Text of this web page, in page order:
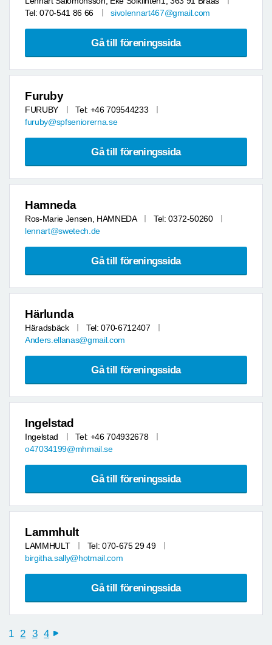
Tel: 070-541 86 66
sivolennart467@gmail.com
Gå till föreningssida
Furuby
FURUBY
Tel: +46 709544233
furuby@spfseniorerna.se
Gå till föreningssida
Hamneda
Ros-Marie Jensen, HAMNEDA
Tel: 0372-50260
lennart@swetech.de
Gå till föreningssida
Härlunda
Häradsbäck
Tel: 070-6712407
Anders.ellanas@gmail.com
Gå till föreningssida
Ingelstad
Ingelstad
Tel: +46 704932678
o47034199@mhmail.se
Gå till föreningssida
Lammhult
LAMMHULT
Tel: 070-675 29 49
birgitha.sally@hotmail.com
Gå till föreningssida
1 2 3 4 next